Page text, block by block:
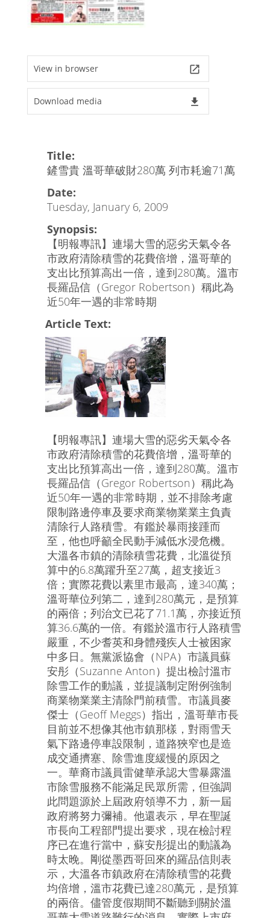
View in browser launch
Download media file_download
Title:
鏟雪貴 溫哥華破財280萬 列市耗逾71萬
Date:
Tuesday, January 6, 2009
Synopsis:
【明報專訊】連場大雪的惡劣天氣令各
市政府清除積雪的花費倍增，溫哥華的
支出比預算高出一倍，達到280萬。溫市
長羅品信（Gregor Robertson）稱此為
近50年一遇的非常時期
Article Text:
【明報專訊】連場大雪的惡劣天氣令各
市政府清除積雪的花費倍增，溫哥華的
支出比預算高出一倍，達到280萬。溫市
長羅品信（Gregor Robertson）稱此為
近50年一遇的非常時期，並不排除考慮
限制路邊停車及要求商業物業業主負責
清除行人路積雪。有鑑於暴雨接踵而
至，他也呼籲全民動手減低水浸危機。
大溫各市鎮的清除積雪花費，北溫從預
算中的6.8萬躍升至27萬，超支接近3
倍；實際花費以素里市最高，達340萬；
溫哥華位列第二，達到280萬元，是預算
的兩倍；列治文已花了71.1萬，亦接近預
算36.6萬的一倍。有鑑於溫市行人路積雪
嚴重，不少耆英和身體殘疾人士被困家
中多日。無黨派協會（NPA）市議員蘇
安彤（Suzanne Anton）提出檢討溫市
除雪工作的動議，並提議制定附例強制
商業物業業主清除門前積雪。市議員麥
傑士（Geoff Meggs）指出，溫哥華市長
目前並不想像其他市鎮那樣，對雨雪天
氣下路邊停車設限制，道路狹窄也是造
成交通擠塞、除雪進度緩慢的原因之
一。華裔市議員雷健華承認大雪暴露溫
市除雪服務不能滿足民眾所需，但強調
此問題源於上屆政府領導不力，新一屆
政府將努力彌補。他還表示，早在聖誕
市長向工程部門提出要求，現在檢討程
序已在進行當中，蘇安彤提出的動議為
時太晚。剛從墨西哥回來的羅品信則表
示，大溫各市鎮政府在清除積雪的花費
均倍增，溫市花費已達280萬元，是預算
的兩倍。儘管度假期間不斷聽到關於溫